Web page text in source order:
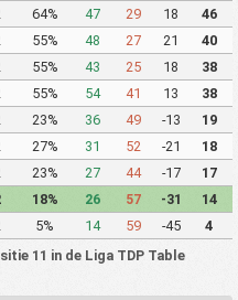
64% 47 29 18
46
55% 48 27 21
40
55% 43 25 18
38
55% 54 41 13
38
23% 36 49 -13
19
27% 31 52 -21
18
23% 27 44 -17
17
18% 26 57 -31
14
5% 14 59 -45
4
11 in de Liga TDP Table